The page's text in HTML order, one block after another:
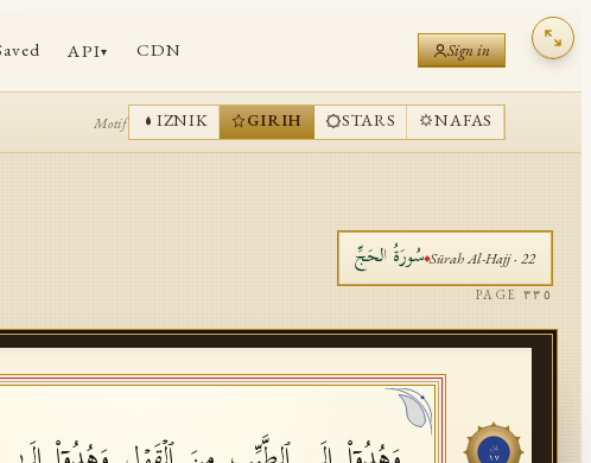
API▾ CDN Sign in
Motif IZNIK GIRIH STARS NAFAS
سُورَةُالحَجِّ SūrahAl-Hajj· 22
PAGE ٣٣٥
جُزْء
١٧